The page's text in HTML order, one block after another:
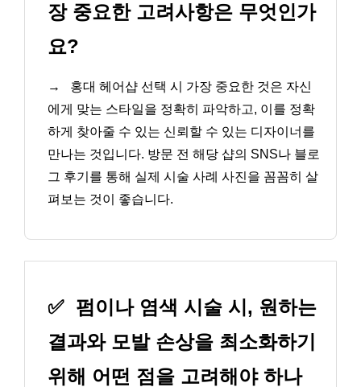
장 중요한 고려사항은 무엇인가
요?
→
홍대 헤어샵 선택 시 가장 중요한 것은 자신
에게 맞는 스타일을 정확히 파악하고, 이를 정확
하게 찾아줄 수 있는 신뢰할 수 있는 디자이너를
만나는 것입니다. 방문 전 해당 샵의 SNS나 블로
그 후기를 통해 실제 시술 사례 사진을 꼼꼼히 살
펴보는 것이 좋습니다.
✅ 펌이나 염색 시술 시, 원하는
결과와 모발 손상을 최소화하기
위해 어떤 점을 고려해야 하나